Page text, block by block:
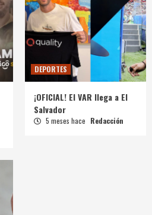
DEPORTES
¡OFICIAL! El VAR llega a El
Salvador
5 meses hace Redacción